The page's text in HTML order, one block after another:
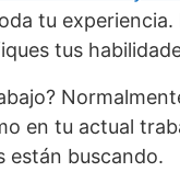
tu
tus
en tu actual
están buscando.